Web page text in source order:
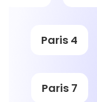
Paris 4
Paris 7